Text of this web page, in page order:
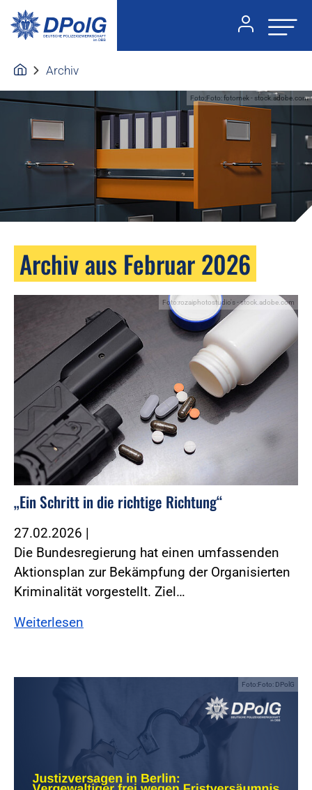
Archiv
Foto:Foto: fotomek - stock.adobe.com
Archiv aus Februar 2026
Foto:rozaiphotostudio's - stock.adobe.com
„Ein Schritt in die richtige Richtung“
27.02.2026 |
Die Bundesregierung hat einen umfassenden
Aktionsplan zur Bekämpfung der Organisierten
Kriminalität vorgestellt. Ziel…
Weiterlesen
Foto:Foto: DPolG